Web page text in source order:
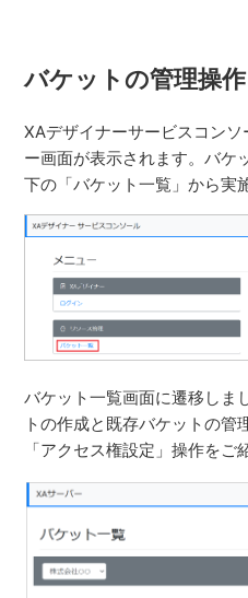
バケットの管理操作
XAデザイナーサービスコン
ー画面が表示されます。バケ
下の「バケット一覧」から実
バケット一覧画面に遷移しま
トの作成と既存バケットの管
「アクセス権設定」操作をご